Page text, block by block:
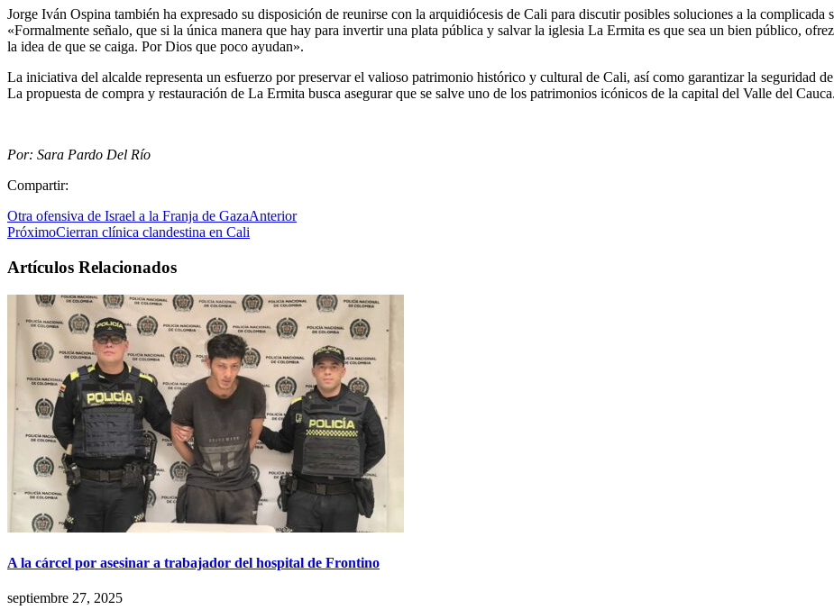
Jorge Iván Ospina también ha expresado su disposición de reunirse con la arquidiócesis de Cali para discutir posibles soluciones a la
«Formalmente señalo, que si la única manera que hay para invertir una plata pública y salvar la iglesia La Ermita es que sea un bien público,
la idea de que se caiga. Por Dios que poco ayudan».
La iniciativa del alcalde representa un esfuerzo por preservar el valioso patrimonio histórico y cultural de Cali, así como garantizar la seguridad
La propuesta de compra y restauración de La Ermita busca asegurar que se salve uno de los patrimonios icónicos de la capital del Valle del Cauca.
Por: Sara Pardo Del Río
Compartir:
Otra ofensiva de Israel a la Franja de GazaAnterior
PróximoCierran clínica clandestina en Cali
Artículos Relacionados
A la cárcel por asesinar a trabajador del hospital de Frontino
septiembre 27, 2025